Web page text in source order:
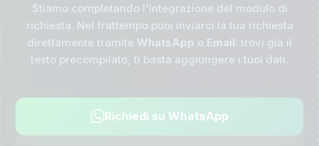
Stiamo completando l'integrazione del modulo di
richiesta. Nel frattempo puoi inviarci la tua richiesta
direttamente tramite WhatsApp o Email: trovi già il
testo precompilato, ti basta aggiungere i tuoi dati.
Richiedi su WhatsApp